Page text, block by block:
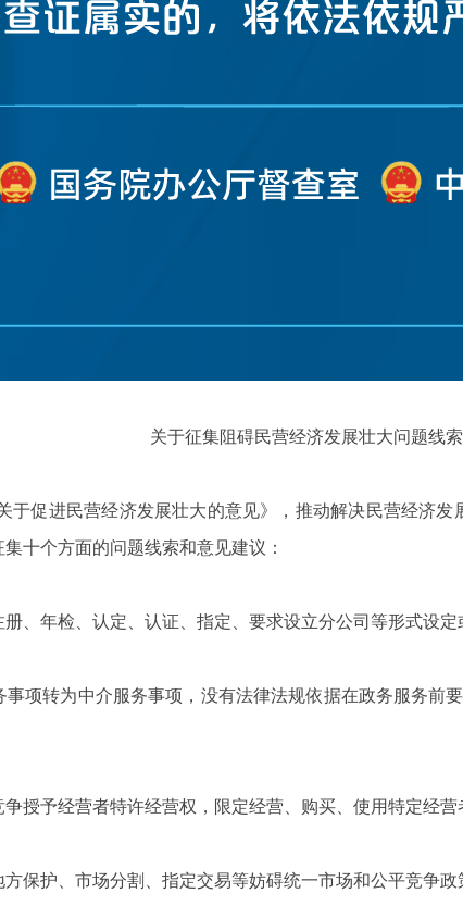
关于征集阻碍民营经济发展壮大问题线
于促进民营经济发展壮大的意见》，推动解决民营经济
十个方面的问题线索和意见建议：
、年检、认定、认证、指定、要求设立分公司等形式设定
事项转为中介服务事项，没有法律法规依据在政务服务前
授予经营者特许经营权，限定经营、购买、使用特定经营
保护、市场分割、指定交易等妨碍统一市场和公平竞争政